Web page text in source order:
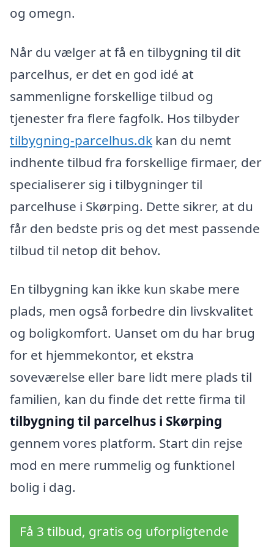
og omegn.
Når du vælger at få en tilbygning til dit
parcelhus, er det en god idé at
sammenligne forskellige tilbud og
tjenester fra flere fagfolk. Hos tilbyder
tilbygning-parcelhus.dk kan du nemt
indhente tilbud fra forskellige firmaer, der
specialiserer sig i tilbygninger til
parcelhuse i Skørping. Dette sikrer, at du
får den bedste pris og det mest passende
tilbud til netop dit behov.
En tilbygning kan ikke kun skabe mere
plads, men også forbedre din livskvalitet
og boligkomfort. Uanset om du har brug
for et hjemmekontor, et ekstra
soveværelse eller bare lidt mere plads til
familien, kan du finde det rette firma til
tilbygning til parcelhus i Skørping
gennem vores platform. Start din rejse
mod en mere rummelig og funktionel
bolig i dag.
Få 3 tilbud, gratis og uforpligtende